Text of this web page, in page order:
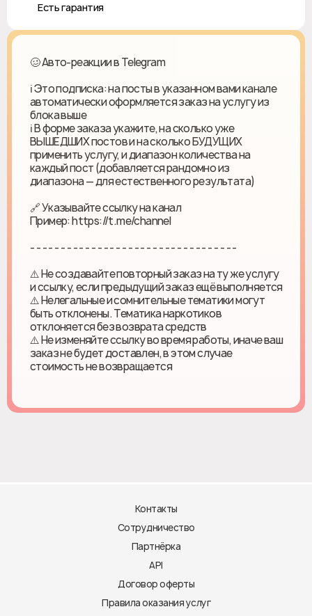
♻️ Есть гарантия
🥴 Авто-реакции в Telegram
ℹ️ Это подписка: на посты в указанном вами канале
автоматически оформляется заказ на услугу из
блока выше
ℹ️ В форме заказа укажите, на сколько уже
ВЫШЕДШИХ постов и на сколько БУДУЩИХ
применить услугу, и диапазон количества на
каждый пост (добавляется рандомно из
диапазона — для естественного результата)
🔗 Указывайте ссылку на канал
Пример: https://t.me/channel
- - - - - - - - - - - - - - - - - - - - - - - - - - - - - - - - - -
⚠️ Не создавайте повторный заказ на ту же услугу
и ссылку, если предыдущий заказ ещё выполняется
⚠️ Нелегальные и сомнительные тематики могут
быть отклонены. Тематика наркотиков
отклоняется без возврата средств
⚠️ Не изменяйте ссылку во время работы, иначе ваш
заказ не будет доставлен, в этом случае
стоимость не возвращается
Контакты
Сотрудничество
Партнёрка
API
Договор оферты
Правила оказания услуг